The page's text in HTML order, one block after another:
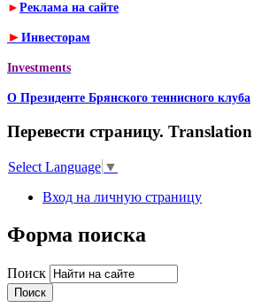
► Реклама на сайте
► Инвесторам
Investments
О Президенте Брянского теннисного клуба
Перевести страницу. Translation
Select Language ▼
Вход на личную страницу
Форма поиска
Поиск